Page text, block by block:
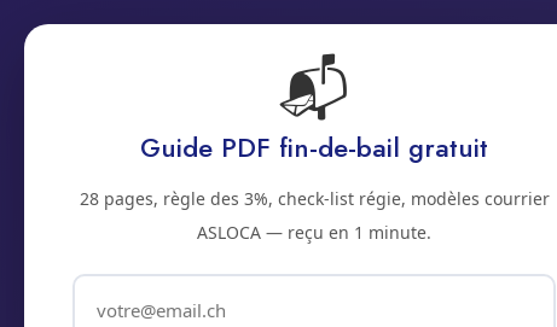
Prestations
2500 · JURA BERNOIS
Gestion de cles
Bienne
📬
Guide PDF fin-de-bail gratuit
28 pages, règle des 3%, check-list régie, modèles courrier
ASLOCA — reçu en 1 minute.